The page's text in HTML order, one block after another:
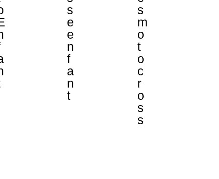
s
e
e
n
f
a
n
t
s
m
o
t
o
c
r
o
s
s